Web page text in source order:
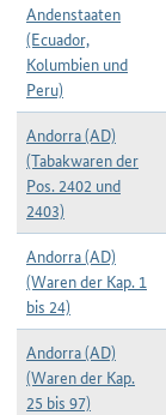
Andenstaaten
(Ecuador,
Kolumbien und
Peru)
Andorra (AD)
(Tabakwaren der
Pos. 2402 und
2403)
Andorra (AD)
(Waren der Kap. 1
bis 24)
Andorra (AD)
(Waren der Kap.
25 bis 97)